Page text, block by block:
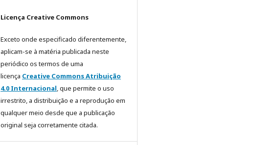
Licença Creative Commons
Exceto onde especificado diferentemente,
aplicam-se à matéria publicada neste
periódico os termos de uma
licença Creative Commons Atribuição
4.0 Internacional, que permite o uso
irrestrito, a distribuição e a reprodução em
qualquer meio desde que a publicação
original seja corretamente citada.